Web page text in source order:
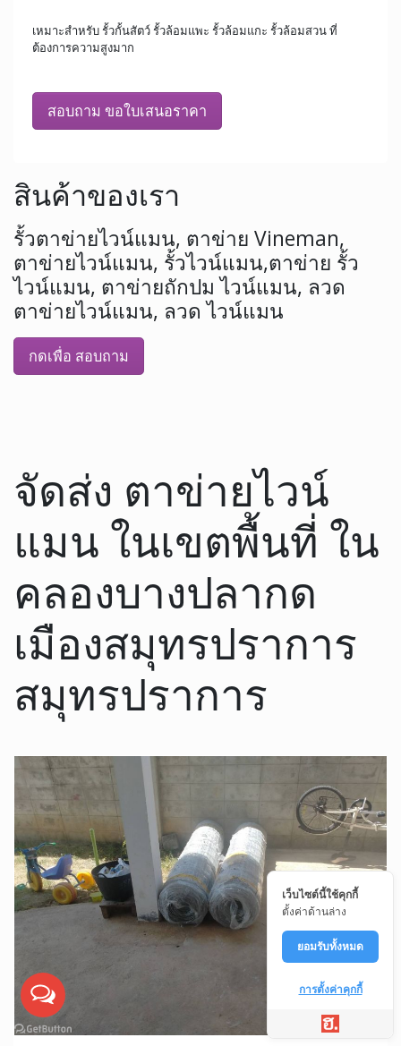
เหมาะสำหรับ รั้วกั้นสัตว์ รั้วล้อมแพะ รั้วล้อมแกะ รั้วล้อมสวน ที่
ต้องการความสูงมาก
สอบถาม ขอใบเสนอราคา
สินค้าของเรา
รั้วตาข่ายไวน์แมน, ตาข่าย Vineman,
ตาข่ายไวน์แมน, รั้วไวน์แมน,ตาข่าย รั้ว
ไวน์แมน, ตาข่ายถักปม ไวน์แมน, ลวด
ตาข่ายไวน์แมน, ลวด ไวน์แมน
กดเพื่อ สอบถาม
จัดส่ง ตาข่ายไวน์
แมน ในเขตพื้นที่ ใน
คลองบางปลากด
เมืองสมุทรปราการ
สมุทรปราการ
เว็บไซต์นี้ใช้คุกกี้
ตั้งค่าด้านล่าง
ยอมรับทั้งหมด
การตั้งค่าคุกกี้